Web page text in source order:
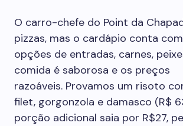
O carro-chefe do Point da
pizzas, mas o cardápio conta
opções de entradas, carnes,
comida é saborosa e os preços
razoáveis. Provamos um risoto
filet, gorgonzola e damasco (R$
porção adicional saia por R$27,